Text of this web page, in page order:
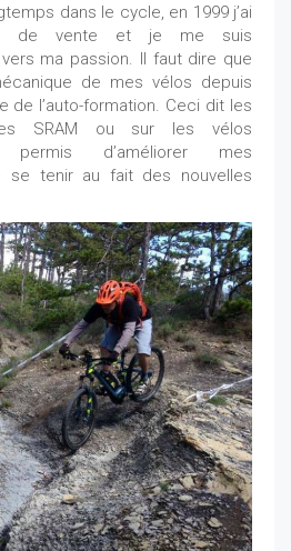
dans le cycle, en 1999 j’ai
de vente et je me suis
ma passion. Il faut dire que
de mes vélos depuis
de l’auto-formation. Ceci dit les
SRAM ou sur les vélos
permis d’améliorer mes
se tenir au fait des nouvelles